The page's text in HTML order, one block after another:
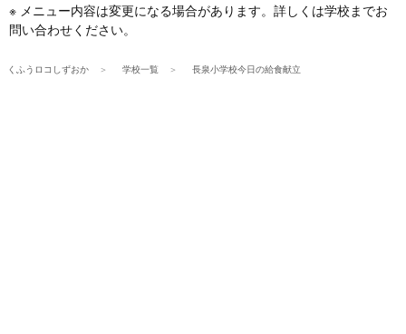
※ メニュー内容は変更になる場合があります。詳しくは学校までお
問い合わせください。
くふうロコしずおか 学校一覧 長泉小学校今日の給食献立